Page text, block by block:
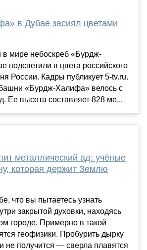
в Дубае засиял цветами
мире небоскреб «Бурдж-
подсветили в цвета российского
России. Кадры публикует 5-tv.ru.
«Бурдж-Халифа» велось с
Ее высота составляет 828 ме...
металлический ад: учёные
которая держит Землю
что вы пытаетесь узнать
закрытой духовки, находясь
городе. Примерно в такой
геофизики. Пробурить дырку
не получится — сверла плавятся